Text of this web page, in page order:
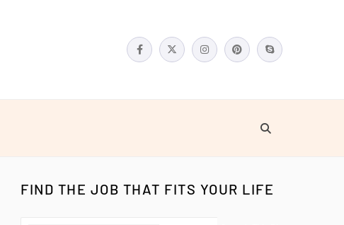
FIND THE JOB THAT FITS YOUR LIFE